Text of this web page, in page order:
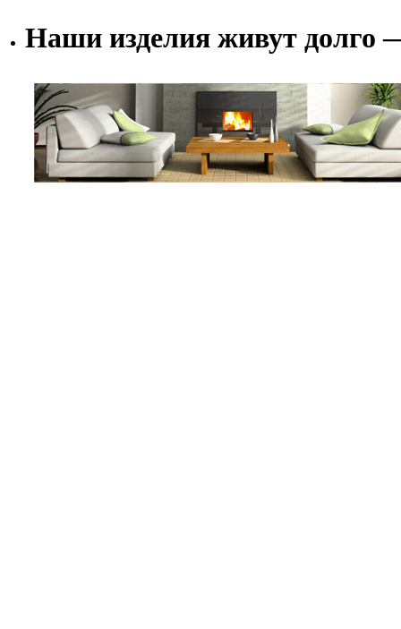
Наши изделия живут долго